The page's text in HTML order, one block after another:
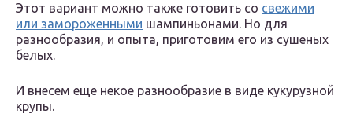
Этот вариант можно также готовить со свежими
или замороженными шампиньонами. Но для
разнообразия, и опыта, приготовим его из сушеных
белых.
И внесем еще некое разнообразие в виде кукурузной
крупы.